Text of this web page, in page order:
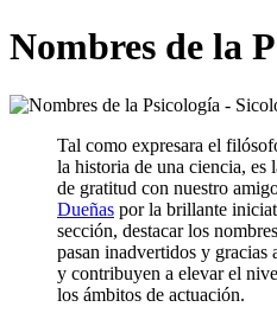
Nombres de la
Tal como expresara el
la historia de una ciencia, es
de gratitud con nuestro
Dueñas por la brillante
sección, destacar los
pasan inadvertidos y gracias
y contribuyen a elevar el
los ámbitos de actuación.